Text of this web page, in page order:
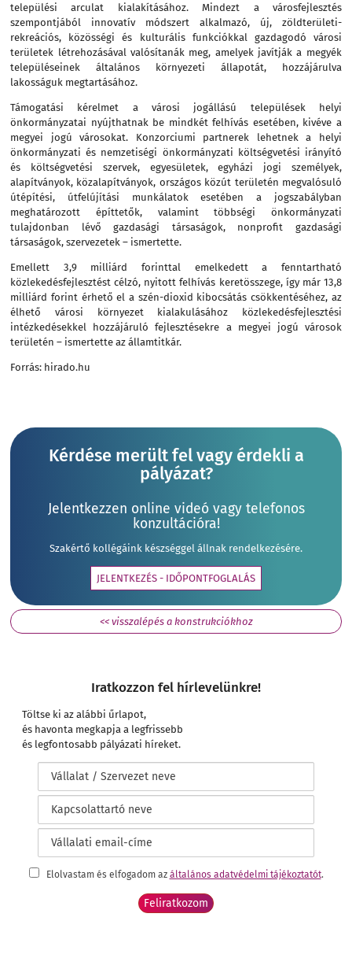
települési arculat kialakításához. Mindezt a városfejlesztés
szempontjából innovatív módszert alkalmazó, új, zöldterületi-
rekreációs, közösségi és kulturális funkciókkal gazdagodó városi
területek létrehozásával valósítanák meg, amelyek javítják a megyék
településeinek általános környezeti állapotát, hozzájárulva
lakosságuk megtartásához.
Támogatási kérelmet a városi jogállású települések helyi
önkormányzatai nyújthatnak be mindkét felhívás esetében, kivéve a
megyei jogú városokat. Konzorciumi partnerek lehetnek a helyi
önkormányzati és nemzetiségi önkormányzati költségvetési irányító
és költségvetési szervek, egyesületek, egyházi jogi személyek,
alapítványok, közalapítványok, országos közút területén megvalósuló
útépítési, útfelújítási munkálatok esetében a jogszabályban
meghatározott építtetők, valamint többségi önkormányzati
tulajdonban lévő gazdasági társaságok, nonprofit gazdasági
társaságok, szervezetek – ismertette.
Emellett 3,9 milliárd forinttal emelkedett a fenntartható
közlekedésfejlesztést célzó, nyitott felhívás keretösszege, így már 13,8
milliárd forint érhető el a szén-dioxid kibocsátás csökkentéséhez, az
élhető városi környezet kialakulásához közlekedésfejlesztési
intézkedésekkel hozzájáruló fejlesztésekre a megyei jogú városok
területén – ismertette az államtitkár.
Forrás: hirado.hu
Kérdése merült fel vagy érdekli a
pályázat?
Jelentkezzen online videó vagy telefonos
konzultációra!
Szakértő kollégáink készséggel állnak rendelkezésére.
JELENTKEZÉS - IDŐPONTFOGLALÁS
<< visszalépés a konstrukciókhoz
Iratkozzon fel hírlevelünkre!
Töltse ki az alábbi űrlapot,
és havonta megkapja a legfrissebb
és legfontosabb pályázati híreket.
Elolvastam és elfogadom az általános adatvédelmi tájékoztatót.